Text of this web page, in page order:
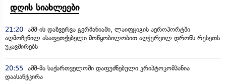
დღის სიახლეები
21:20 აშშ-ის დაზვერვა გერმანიაში, ლაიფციგის აეროპორტში
აღმოჩენილ ასაფეთქებელი მოწყობილობით აღჭურვილ დრონს რუსეთს
უკავშირებს
20:55 აშშ-მა საქართველოში დაფუძნებული კრიპტოკომპანია
დაასანქცირა